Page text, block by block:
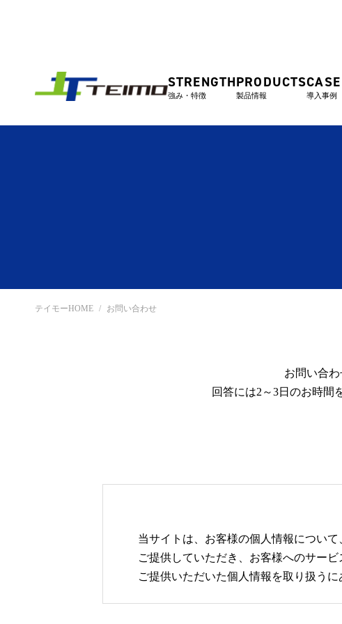
STRENGTH
強み・特徴
PRODUCTS
製品情報 導入事例
テイモーHOME お問い合わせ
お問い合
回答には2～3日のお時間
当サイトは、お客様の個人情報につい
ご提供していただき、お客様へのサー
ご提供いただいた個人情報を取り扱う